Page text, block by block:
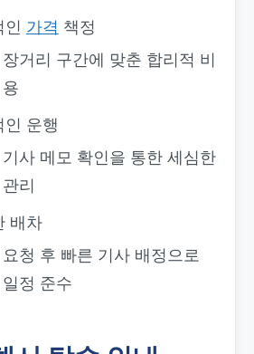
인 가격 책정
장거리 구간에 맞춘 합리적 비
용
인 운행
기사 메모 확인을 통한 세심한
관리
배차
요청 후 빠른 기사 배정으로
일정 준수